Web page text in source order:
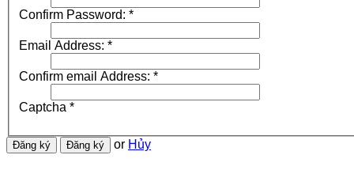
Confirm Password: *
Email Address: *
Confirm email Address: *
Captcha *
or Hủy